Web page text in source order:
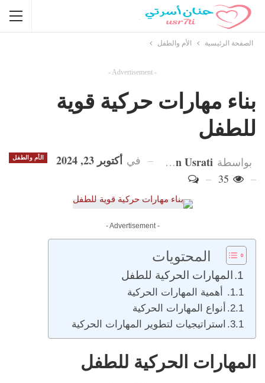
الصفحة الرئيسية الأم والطفل
- Advertisement -
بناء مهارات حركية قوية
للطفل
الأم والطفل بواسطة Hanan Usrati في أكتوبر 23, 2024
- Advertisement -
المحتويات
المهارات الحركية للطفل
أهمية المهارات الحركية
أنواع المهارات الحركية
استراتيجيات لتطوير المهارات الحركية
المهارات الحركية للطفل